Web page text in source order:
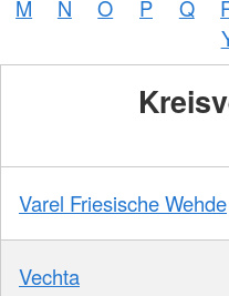
M
N O P Q
Varel Friesische Wehde
Vechta